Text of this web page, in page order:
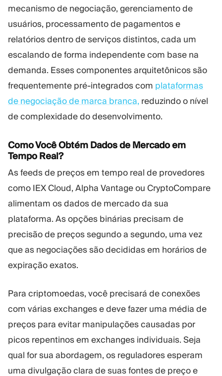
mecanismo de negociação, gerenciamento de
usuários, processamento de pagamentos e
relatórios dentro de serviços distintos, cada um
escalando de forma independente com base na
demanda. Esses componentes arquitetônicos são
frequentemente pré-integrados com plataformas
de negociação de marca branca, reduzindo o nível
de complexidade do desenvolvimento.
Como Você Obtém Dados de Mercado em
Tempo Real?
As feeds de preços em tempo real de provedores
como IEX Cloud, Alpha Vantage ou CryptoCompare
alimentam os dados de mercado da sua
plataforma. As opções binárias precisam de
precisão de preços segundo a segundo, uma vez
que as negociações são decididas em horários de
expiração exatos.
Para criptomoedas, você precisará de conexões
com várias exchanges e deve fazer uma média de
preços para evitar manipulações causadas por
picos repentinos em exchanges individuais. Seja
qual for sua abordagem, os reguladores esperam
uma divulgação clara de suas fontes de preço e